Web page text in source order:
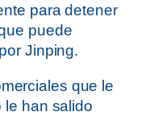
para detener
puede
Jinping.
que le
le han salido